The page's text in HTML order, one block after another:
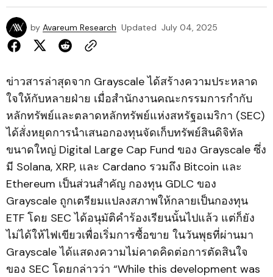
by Avareum Research Updated July 04, 2025
ข่าวสารล่าสุดจาก Grayscale ได้สร้างความประหลาด
ใจให้กับหลายฝ่าย เมื่อสำนักงานคณะกรรมการกำกับ
หลักทรัพย์และตลาดหลักทรัพย์แห่งสหรัฐอเมริกา (SEC)
ได้สั่งหยุดการนำเสนอกองทุนจัดเก็บทรัพย์สินดิจิทัล
ขนาดใหญ่ Digital Large Cap Fund ของ Grayscale ซึ่ง
มี Solana, XRP, และ Cardano รวมถึง Bitcoin และ
Ethereum เป็นส่วนสำคัญ กองทุน GDLC ของ
Grayscale ถูกเตรียมแปลงสภาพให้กลายเป็นกองทุน
ETF โดย SEC ได้อนุมัติคำร้องเรียนนั้นไปแล้ว แต่ก็ยัง
ไม่ได้ให้ไฟเขียวเพื่อเริ่มการซื้อขาย ในวันพุธที่ผ่านมา
Grayscale ได้แสดงความไม่คาดคิดต่อการตัดสินใจ
ของ SEC โดยกล่าวว่า “While this development was